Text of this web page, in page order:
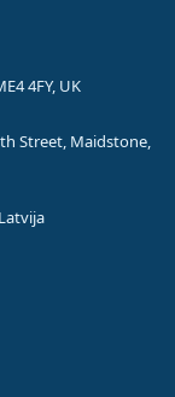
4FY, UK
Street, Maidstone,